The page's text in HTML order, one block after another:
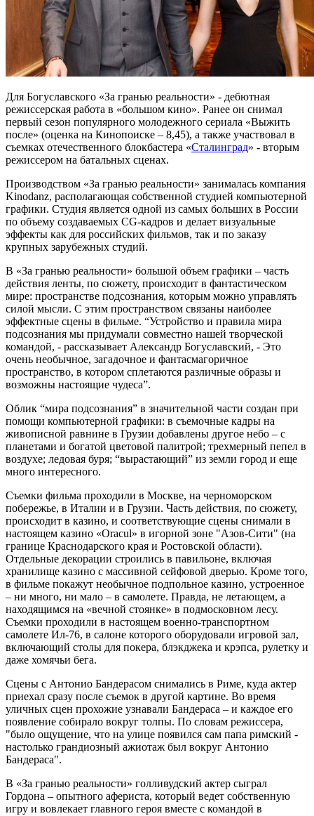
Для Богуславского «За гранью реальности» - дебютная
режиссерская работа в «большом кино». Ранее он снимал
первый сезон популярного молодежного сериала «Выжить
после» (оценка на Кинопоиске – 8,45), а также участвовал в
съемках отечественного блокбастера «Сталинград» - вторым
режиссером на батальных сценах.
Производством «За гранью реальности» занималась компания
Kinodanz, располагающая собственной студией компьютерной
графики. Студия является одной из самых больших в России
по объему создаваемых CG-кадров и делает визуальные
эффекты как для российских фильмов, так и по заказу
крупных зарубежных студий.
В «За гранью реальности» большой объем графики – часть
действия ленты, по сюжету, происходит в фантастическом
мире: пространстве подсознания, которым можно управлять
силой мысли. С этим пространством связаны наиболее
эффектные сцены в фильме. “Устройство и правила мира
подсознания мы придумали совместно нашей творческой
командой, - рассказывает Александр Богуславский, - Это
очень необычное, загадочное и фантасмагоричное
пространство, в котором сплетаются различные образы и
возможны настоящие чудеса”.
Облик “мира подсознания” в значительной части создан при
помощи компьютерной графики: в съемочные кадры на
живописной равнине в Грузии добавлены другое небо – с
планетами и богатой цветовой палитрой; трехмерный пепел в
воздухе; ледовая буря; “вырастающий” из земли город и еще
много интересного.
Съемки фильма проходили в Москве, на черноморском
побережье, в Италии и в Грузии. Часть действия, по сюжету,
происходит в казино, и соответствующие сцены снимали в
настоящем казино «Oracul» в игорной зоне "Азов-Сити" (на
границе Краснодарского края и Ростовской области).
Отдельные декорации строились в павильоне, включая
хранилище казино с массивной сейфовой дверью. Кроме того,
в фильме покажут необычное подпольное казино, устроенное
– ни много, ни мало – в самолете. Правда, не летающем, а
находящимся на «вечной стоянке» в подмосковном лесу.
Съемки проходили в настоящем военно-транспортном
самолете Ил-76, в салоне которого оборудовали игровой зал,
включающий столы для покера, блэкджека и крэпса, рулетку и
даже хомячьи бега.
Сцены с Антонио Бандерасом снимались в Риме, куда актер
приехал сразу после съемок в другой картине. Во время
уличных сцен прохожие узнавали Бандераса – и каждое его
появление собирало вокруг толпы. По словам режиссера,
"было ощущение, что на улице появился сам папа римский -
настолько грандиозный ажиотаж был вокруг Антонио
Бандераса".
В «За гранью реальности» голливудский актер сыграл
Гордона – опытного афериста, который ведет собственную
игру и вовлекает главного героя вместе с командой в